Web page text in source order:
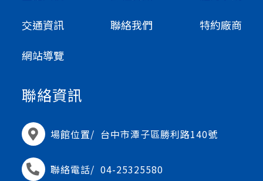
交通資訊
聯絡我們
特約廠商
網站導覽
聯絡資訊
場館位置/ 台中市潭子區勝利路140號
聯絡電話/ 04-25325580